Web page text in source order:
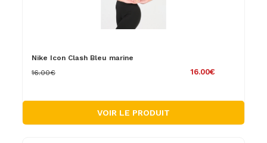
Nike Icon Clash Bleu marine
16.00€
16.00€
VOIR LE PRODUIT